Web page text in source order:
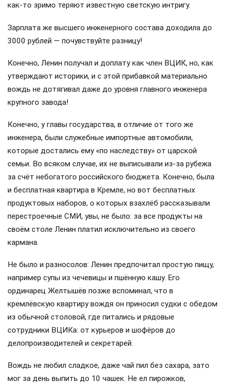
как-то зримо теряют известную светскую интригу.
Зарплата же высшего инженерного состава доходила до
3000 рублей — почувствуйте разницу!
Конечно, Ленин получал и доплату как член ВЦИК, но, как
утверждают историки, и с этой прибавкой материально
вождь не дотягивал даже до уровня главного инженера
крупного завода!
Конечно, у главы государства, в отличие от того же
инженера, были служебные импортные автомобили,
которые достались ему «по наследству» от царской
семьи. Во всяком случае, их не выписывали из-за рубежа
за счёт небогатого российского бюджета. Конечно, была
и бесплатная квартира в Кремле, но вот бесплатных
продуктовых наборов, о которых взахлёб рассказывали
перестроечные СМИ, увы, не было: за все продукты на
своём столе Ленин платил исключительно из своего
кармана.
Не было и разносолов: Ленин предпочитал простую пищу,
например супы из чечевицы и пшённую кашу. Его
ординарец Желтышёв позже вспоминал, что в
кремлёвскую квартиру вождя он приносил судки с обедом
из обычной столовой, где питались и рядовые
сотрудники ВЦИКа: от курьеров и шофёров до
делопроизводителей и секретарей.
Вождь не любил сладкое, даже чай пил без сахара, зато
мог за день выпить до 10 чашек. Не ел пирожков,